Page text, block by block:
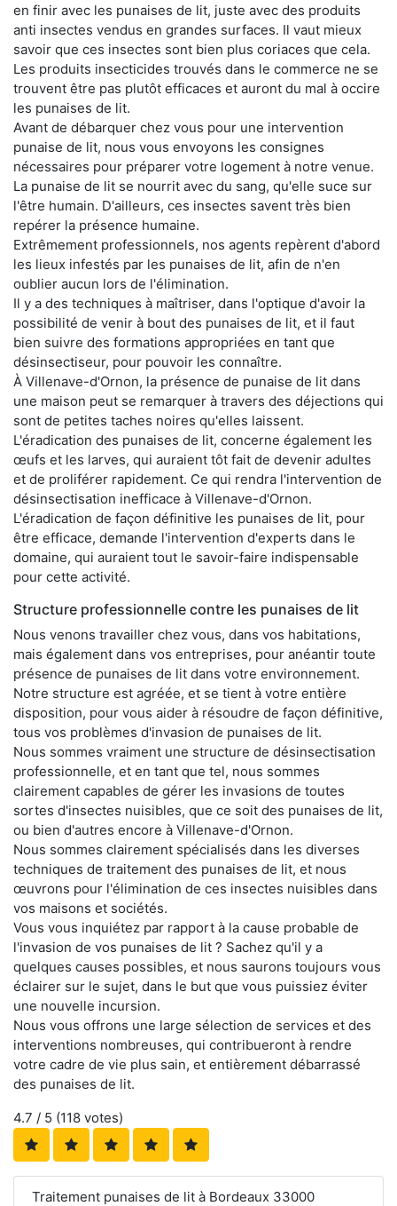
en finir avec les punaises de lit, juste avec des produits
anti insectes vendus en grandes surfaces. Il vaut mieux
savoir que ces insectes sont bien plus coriaces que cela.
Les produits insecticides trouvés dans le commerce ne se
trouvent être pas plutôt efficaces et auront du mal à occire
les punaises de lit.
Avant de débarquer chez vous pour une intervention
punaise de lit, nous vous envoyons les consignes
nécessaires pour préparer votre logement à notre venue.
La punaise de lit se nourrit avec du sang, qu'elle suce sur
l'être humain. D'ailleurs, ces insectes savent très bien
repérer la présence humaine.
Extrêmement professionnels, nos agents repèrent d'abord
les lieux infestés par les punaises de lit, afin de n'en
oublier aucun lors de l'élimination.
Il y a des techniques à maîtriser, dans l'optique d'avoir la
possibilité de venir à bout des punaises de lit, et il faut
bien suivre des formations appropriées en tant que
désinsectiseur, pour pouvoir les connaître.
À Villenave-d'Ornon, la présence de punaise de lit dans
une maison peut se remarquer à travers des déjections qui
sont de petites taches noires qu'elles laissent.
L'éradication des punaises de lit, concerne également les
œufs et les larves, qui auraient tôt fait de devenir adultes
et de proliférer rapidement. Ce qui rendra l'intervention de
désinsectisation inefficace à Villenave-d'Ornon.
L'éradication de façon définitive les punaises de lit, pour
être efficace, demande l'intervention d'experts dans le
domaine, qui auraient tout le savoir-faire indispensable
pour cette activité.
Structure professionnelle contre les punaises de lit
Nous venons travailler chez vous, dans vos habitations,
mais également dans vos entreprises, pour anéantir toute
présence de punaises de lit dans votre environnement.
Notre structure est agréée, et se tient à votre entière
disposition, pour vous aider à résoudre de façon définitive,
tous vos problèmes d'invasion de punaises de lit.
Nous sommes vraiment une structure de désinsectisation
professionnelle, et en tant que tel, nous sommes
clairement capables de gérer les invasions de toutes
sortes d'insectes nuisibles, que ce soit des punaises de lit,
ou bien d'autres encore à Villenave-d'Ornon.
Nous sommes clairement spécialisés dans les diverses
techniques de traitement des punaises de lit, et nous
œuvrons pour l'élimination de ces insectes nuisibles dans
vos maisons et sociétés.
Vous vous inquiétez par rapport à la cause probable de
l'invasion de vos punaises de lit ? Sachez qu'il y a
quelques causes possibles, et nous saurons toujours vous
éclairer sur le sujet, dans le but que vous puissiez éviter
une nouvelle incursion.
Nous vous offrons une large sélection de services et des
interventions nombreuses, qui contribueront à rendre
votre cadre de vie plus sain, et entièrement débarrassé
des punaises de lit.
4.7 / 5 (118 votes)
Traitement punaises de lit à Bordeaux 33000